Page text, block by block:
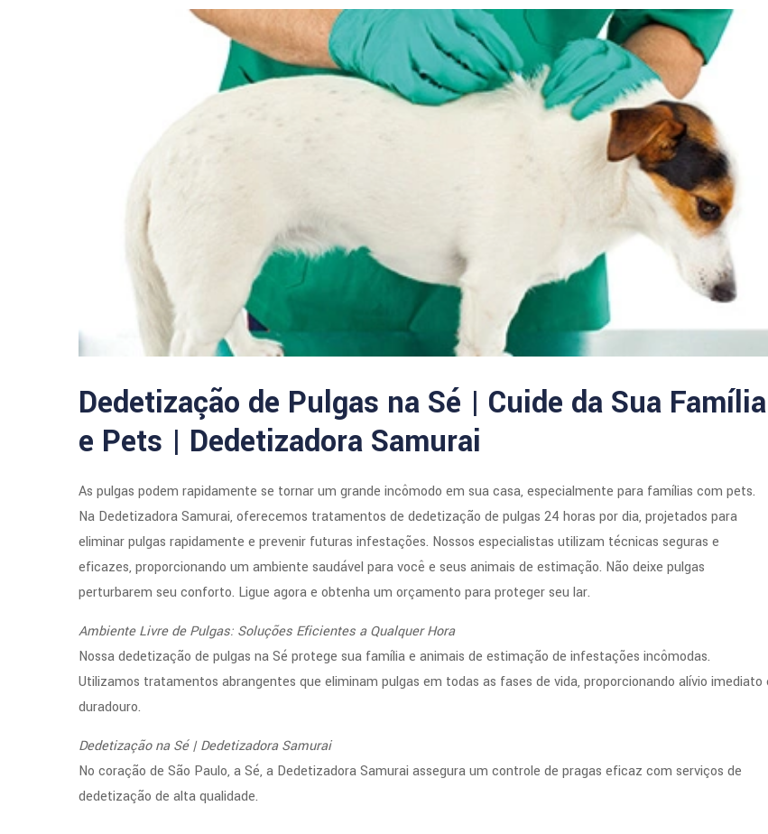
Dedetização de Pulgas na Sé | Cuide da Sua Família
e Pets | Dedetizadora Samurai
As pulgas podem rapidamente se tornar um grande incômodo em sua casa, especialmente para famílias com pets.
Na Dedetizadora Samurai, oferecemos tratamentos de dedetização de pulgas 24 horas por dia, projetados para
eliminar pulgas rapidamente e prevenir futuras infestações. Nossos especialistas utilizam técnicas seguras e
eficazes, proporcionando um ambiente saudável para você e seus animais de estimação. Não deixe pulgas
perturbarem seu conforto. Ligue agora e obtenha um orçamento para proteger seu lar.
Ambiente Livre de Pulgas: Soluções Eficientes a Qualquer Hora
Nossa dedetização de pulgas na Sé protege sua família e animais de estimação de infestações incômodas.
Utilizamos tratamentos abrangentes que eliminam pulgas em todas as fases de vida, proporcionando alívio imediato
duradouro.
Dedetização na Sé | Dedetizadora Samurai
No coração de São Paulo, a Sé, a Dedetizadora Samurai assegura um controle de pragas eficaz com serviços de
dedetização de alta qualidade.